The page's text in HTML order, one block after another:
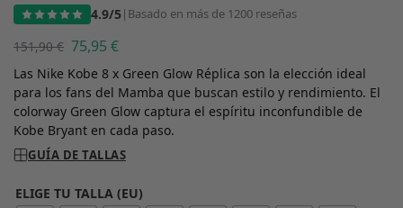
4.9/5| Basado en más de 1200 reseñas
151,90€ 75,95 €
Las Nike Kobe 8 x Green Glow Réplica son la elección ideal
para los fans del Mamba que buscan estilo y rendimiento. El
colorway Green Glow captura el espíritu inconfundible de
Kobe Bryant en cada paso.
GUÍA DE TALLAS
ELIGE TU TALLA (EU)